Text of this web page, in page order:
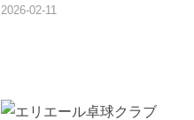
2026-02-11